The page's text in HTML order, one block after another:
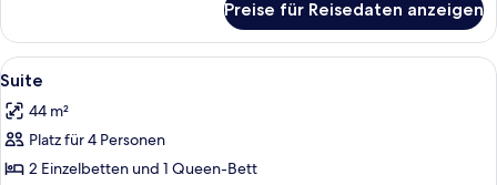
Preise für Reisedaten anzeigen
Alle
Fotos
für
Suite
anzeigen
Minibar, Zimmersafe, Schreibtisch,
2
Suite
44 m²
Platz für 4 Personen
2 Einzelbetten und 1 Queen-Bett